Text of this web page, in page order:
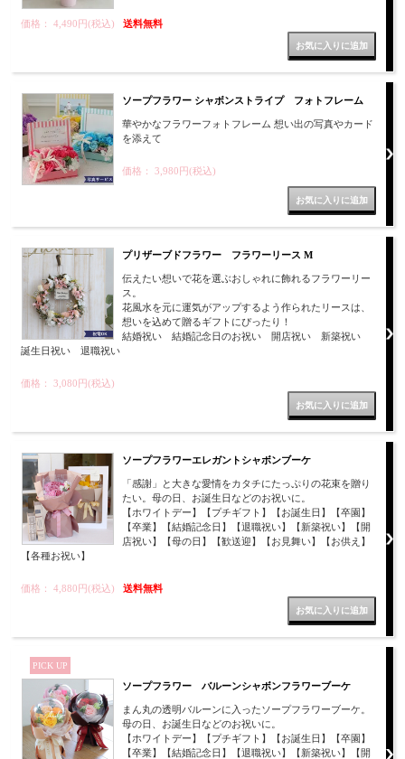
価格： 4,490円(税込) 送料無料
ソープフラワー シャボンストライプ フォトフレーム
華やかなフラワーフォトフレーム 想い出の写真やカード
を添えて
価格： 3,980円(税込)
プリザーブドフラワー フラワーリース M
伝えたい想いで花を選ぶおしゃれに飾れるフラワーリー
ス。
花風水を元に運気がアップするよう作られたリースは、
想いを込めて贈るギフトにぴったり！
結婚祝い 結婚記念日のお祝い 開店祝い 新築祝い
誕生日祝い 退職祝い
価格： 3,080円(税込)
ソープフラワーエレガントシャボンブーケ
「感謝」と大きな愛情をカタチにたっぷりの花束を贈り
たい。母の日、お誕生日などのお祝いに。
【ホワイトデー】【プチギフト】【お誕生日】【卒園】
【卒業】【結婚記念日】【退職祝い】【新築祝い】【開
店祝い】【母の日】【歓送迎】【お見舞い】【お供え】
【各種お祝い】
価格： 4,880円(税込) 送料無料
PICK UP
ソープフラワー バルーンシャボンフラワーブーケ
まん丸の透明バルーンに入ったソープフラワーブーケ。
母の日、お誕生日などのお祝いに。
【ホワイトデー】【プチギフト】【お誕生日】【卒園】
【卒業】【結婚記念日】【退職祝い】【新築祝い】【開